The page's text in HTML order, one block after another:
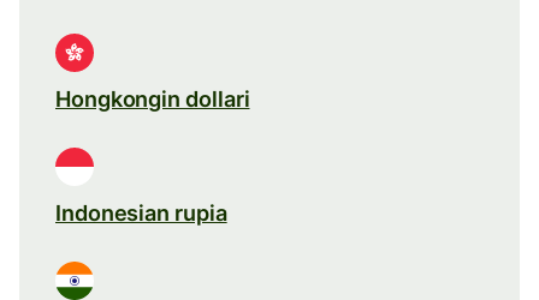
Hongkongin dollari
Indonesian rupia